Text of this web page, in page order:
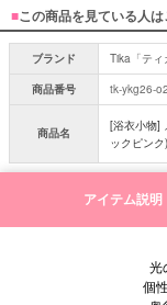
■この商品を見ている人
ブランド
Tika「ティ
商品番号
tk-ykg26-
商品名
[浴衣小物]
ックピンク)
アイテム説明
光
個